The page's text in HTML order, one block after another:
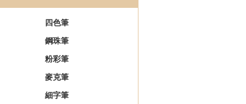
四色筆
鋼珠筆
粉彩筆
麥克筆
細字筆